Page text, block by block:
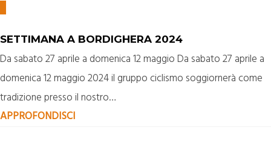
SETTIMANA A BORDIGHERA 2024
Da sabato 27 aprile a domenica 12 maggio Da sabato 27 aprile a
domenica 12 maggio 2024 il gruppo ciclismo soggiornerà come
tradizione presso il nostro…
APPROFONDISCI